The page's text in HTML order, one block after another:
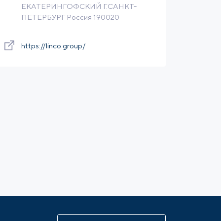
ЕКАТЕРИНГОФСКИЙ Г.САНКТ-
ПЕТЕРБУРГ Россия 190020
https://linco.group/